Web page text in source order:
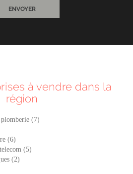
ENVOYER
à vendre dans la
région
(7)
(6)
(5)
(2)